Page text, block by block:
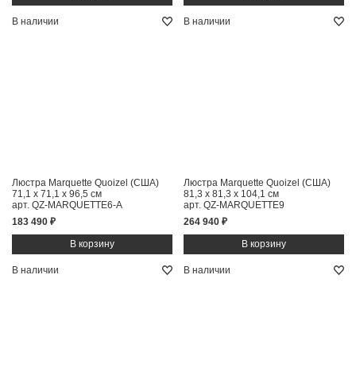
В наличии
Люстра Marquette Quoizel (США)
71,1 x 71,1 x 96,5 см
арт. QZ-MARQUETTE6-A
183 490 ₽
В наличии
Люстра Marquette Quoizel (США)
81,3 x 81,3 x 104,1 см
арт. QZ-MARQUETTE9
264 940 ₽
В наличии В наличии